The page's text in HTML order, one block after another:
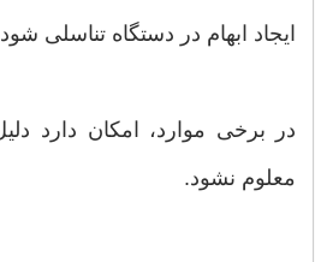
ایجاد ابهام در دستگاه تناسلی
در برخی موارد، امکان دارد
معلوم نشود.